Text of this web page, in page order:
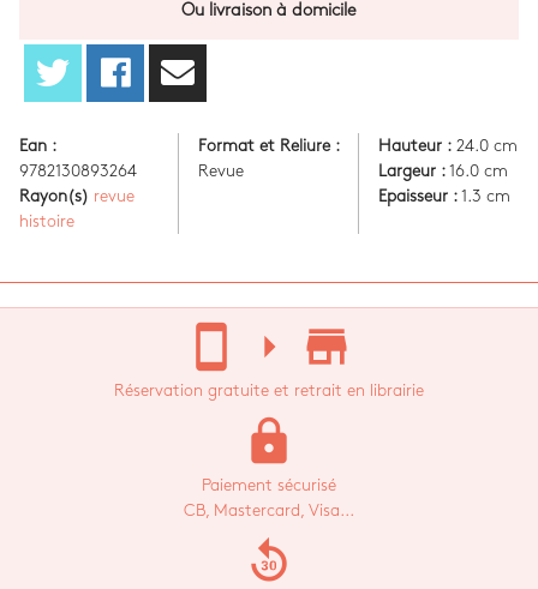
Ou livraison à domicile
Ean :
9782130893264
Rayon(s) revue
histoire
Format et Reliure :
Revue
Hauteur :24.0 cm
Largeur :16.0 cm
Epaisseur :1.3 cm
stay_current_portrait arrow_right store_mall_directory
Réservation gratuite et retrait en librairie
lock
Paiement sécurisé
CB, Mastercard, Visa...
replay_30